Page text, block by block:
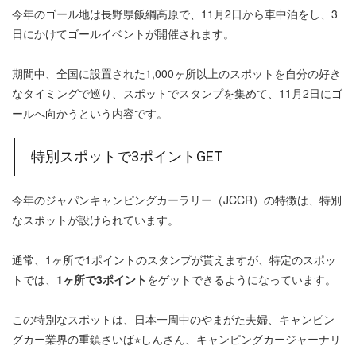
今年のゴール地は長野県飯綱高原で、11月2日から車中泊をし、3
日にかけてゴールイベントが開催されます。
期間中、全国に設置された1,000ヶ所以上のスポットを自分の好き
なタイミングで巡り、スポットでスタンプを集めて、11月2日にゴ
ールへ向かうという内容です。
特別スポットで3ポイントGET
今年のジャパンキャンピングカーラリー（JCCR）の特徴は、特別
なスポットが設けられています。
通常、1ヶ所で1ポイントのスタンプが貰えますが、特定のスポッ
トでは、 1ヶ所で3ポイントをゲットできるようになっています。
この特別なスポットは、日本一周中のやまがた夫婦、キャンピン
グカー業界の重鎮さいば⭐︎しんさん、キャンピングカージャーナリ